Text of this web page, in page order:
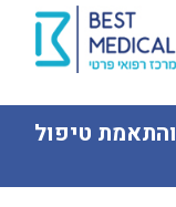
טיפול